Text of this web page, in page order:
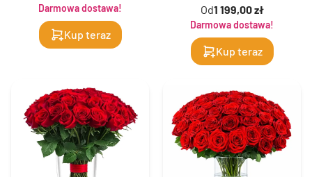
Darmowa dostawa!
Kup teraz
Od1 199,00 zł
Darmowa dostawa!
Kup teraz